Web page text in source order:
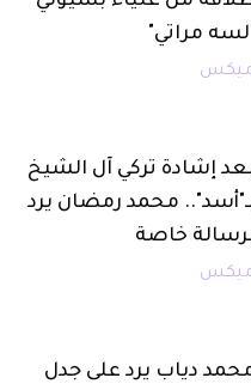
مراتي"
إشادة تركي آل الشيخ
محمد رمضان يرد
خاصة
دياب يرد على جدل